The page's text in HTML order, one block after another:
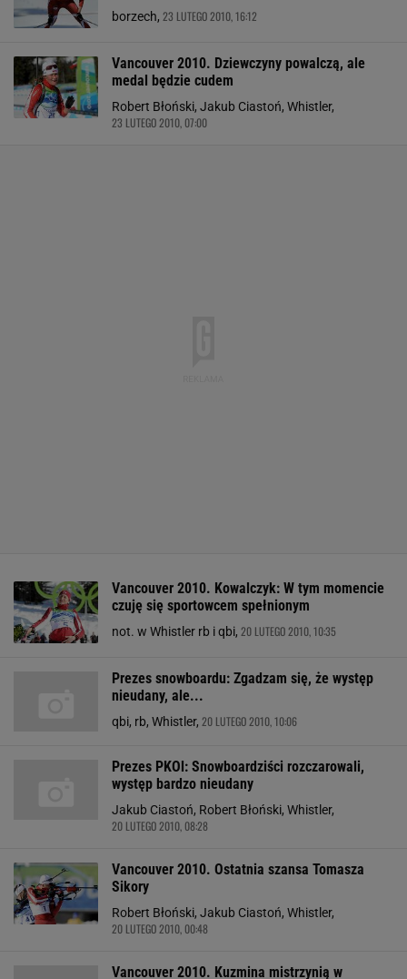
borzech, 23 LUTEGO 2010, 16:12
Vancouver 2010. Dziewczyny powalczą, ale
medal będzie cudem
Robert Błoński, Jakub Ciastoń, Whistler,
23 LUTEGO 2010, 07:00
Vancouver 2010. Kowalczyk: W tym momencie
czuję się sportowcem spełnionym
not. w Whistler rb i qbi, 20 LUTEGO 2010, 10:35
Prezes snowboardu: Zgadzam się, że występ
nieudany, ale...
qbi, rb, Whistler, 20 LUTEGO 2010, 10:06
Prezes PKOl: Snowboardziści rozczarowali,
występ bardzo nieudany
Jakub Ciastoń, Robert Błoński, Whistler,
20 LUTEGO 2010, 08:28
Vancouver 2010. Ostatnia szansa Tomasza
Sikory
Robert Błoński, Jakub Ciastoń, Whistler,
20 LUTEGO 2010, 00:48
Vancouver 2010. Kuzmina mistrzynią w